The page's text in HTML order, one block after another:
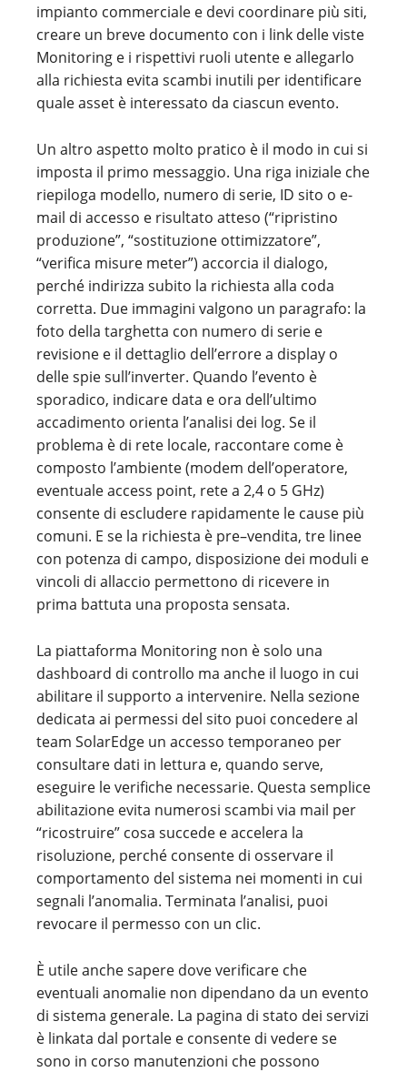
impianto commerciale e devi coordinare più siti,
creare un breve documento con i link delle viste
Monitoring e i rispettivi ruoli utente e allegarlo
alla richiesta evita scambi inutili per identificare
quale asset è interessato da ciascun evento.
Un altro aspetto molto pratico è il modo in cui si
imposta il primo messaggio. Una riga iniziale che
riepiloga modello, numero di serie, ID sito o e-
mail di accesso e risultato atteso (“ripristino
produzione”, “sostituzione ottimizzatore”,
“verifica misure meter”) accorcia il dialogo,
perché indirizza subito la richiesta alla coda
corretta. Due immagini valgono un paragrafo: la
foto della targhetta con numero di serie e
revisione e il dettaglio dell’errore a display o
delle spie sull’inverter. Quando l’evento è
sporadico, indicare data e ora dell’ultimo
accadimento orienta l’analisi dei log. Se il
problema è di rete locale, raccontare come è
composto l’ambiente (modem dell’operatore,
eventuale access point, rete a 2,4 o 5 GHz)
consente di escludere rapidamente le cause più
comuni. E se la richiesta è pre–vendita, tre linee
con potenza di campo, disposizione dei moduli e
vincoli di allaccio permettono di ricevere in
prima battuta una proposta sensata.
La piattaforma Monitoring non è solo una
dashboard di controllo ma anche il luogo in cui
abilitare il supporto a intervenire. Nella sezione
dedicata ai permessi del sito puoi concedere al
team SolarEdge un accesso temporaneo per
consultare dati in lettura e, quando serve,
eseguire le verifiche necessarie. Questa semplice
abilitazione evita numerosi scambi via mail per
“ricostruire” cosa succede e accelera la
risoluzione, perché consente di osservare il
comportamento del sistema nei momenti in cui
segnali l’anomalia. Terminata l’analisi, puoi
revocare il permesso con un clic.
È utile anche sapere dove verificare che
eventuali anomalie non dipendano da un evento
di sistema generale. La pagina di stato dei servizi
è linkata dal portale e consente di vedere se
sono in corso manutenzioni che possono